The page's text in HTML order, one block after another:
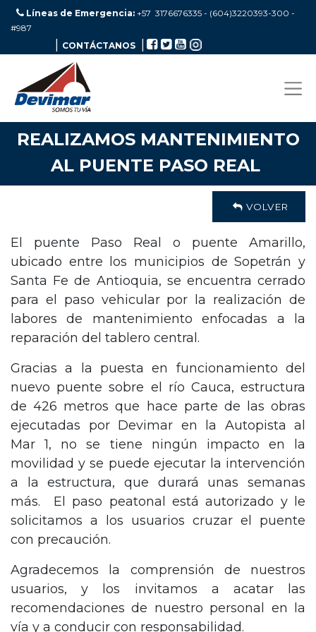
Líneas de Emergencia: +57 3176676335 - (604)3220393-300 -
#987
CONTÁCTANOS
REALIZAMOS MANTENIMIENTO
AL PUENTE PASO REAL
VOLVER
El puente Paso Real o puente Amarillo,
ubicado entre los municipios de Sopetrán y
Santa Fe de Antioquia, se encuentra cerrado
para el paso vehicular por la realización de
labores de mantenimiento enfocadas a la
reparación del tablero central.
Gracias a la puesta en funcionamiento del
nuevo puente sobre el río Cauca, estructura
de 426 metros que hace parte de las obras
ejecutadas por Devimar en la Autopista al
Mar 1, no se tiene ningún impacto en la
movilidad y se puede ejecutar la intervención
a la estructura, que durará unas semanas
más. El paso peatonal está autorizado y le
solicitamos a los usuarios cruzar el puente
con precaución.
Agradecemos la comprensión de nuestros
usuarios, y los invitamos a acatar las
recomendaciones de nuestro personal en la
vía y a conducir con responsabilidad.